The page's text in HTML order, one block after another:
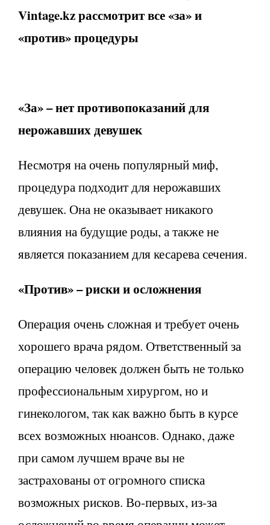
Vintage.kz рассмотрит все «за» и
«против» процедуры
«За» – нет противопоказаний для
нерожавших девушек
Несмотря на очень популярный миф,
процедура подходит для нерожавших
девушек. Она не оказывает никакого
влияния на будущие роды, а также не
является показанием для кесарева сечения.
«Против» – риски и осложнения
Операция очень сложная и требует очень
хорошего врача рядом. Ответственный за
операцию человек должен быть не только
профессиональным хирургом, но и
гинекологом, так как важно быть в курсе
всех возможных нюансов. Однако, даже
при самом лучшем враче вы не
застрахованы от огромного списка
возможных рисков. Во-первых, из-за